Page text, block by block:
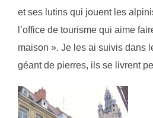
et ses lutins qui jouent les
l’office de tourisme qui aime
maison ». Je les ai suivis dans
géant de pierres, ils se livrent